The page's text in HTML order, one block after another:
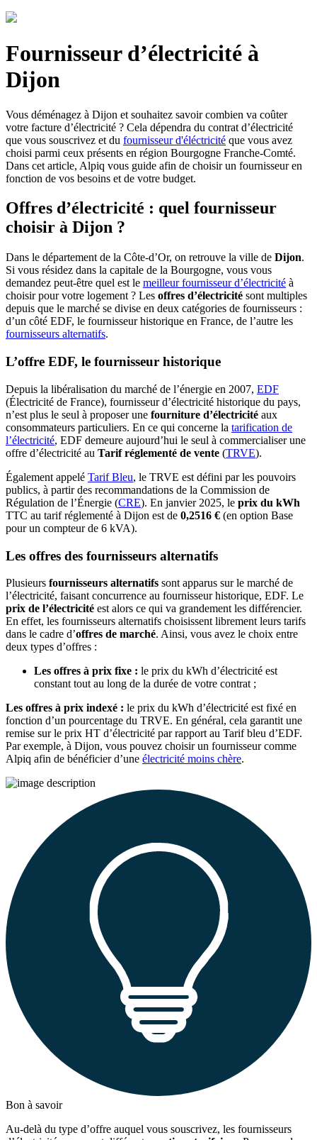
Fournisseur d’électricité à
Dijon
Vous déménagez à Dijon et souhaitez savoir combien va coûter
votre facture d’électricité ? Cela dépendra du contrat d’électricité
que vous souscrivez et du fournisseur d'éléctricité que vous avez
choisi parmi ceux présents en région Bourgogne Franche-Comté.
Dans cet article, Alpiq vous guide afin de choisir un fournisseur en
fonction de vos besoins et de votre budget.
Offres d’électricité : quel fournisseur
choisir à Dijon ?
Dans le département de la Côte-d’Or, on retrouve la ville de Dijon.
Si vous résidez dans la capitale de la Bourgogne, vous vous
demandez peut-être quel est le meilleur fournisseur d’électricité à
choisir pour votre logement ? Les offres d’électricité sont multiples
depuis que le marché se divise en deux catégories de fournisseurs :
d’un côté EDF, le fournisseur historique en France, de l’autre les
fournisseurs alternatifs.
L’offre EDF, le fournisseur historique
Depuis la libéralisation du marché de l’énergie en 2007, EDF
(Électricité de France), fournisseur d’électricité historique du pays,
n’est plus le seul à proposer une fourniture d’électricité aux
consommateurs particuliers. En ce qui concerne la tarification de
l’électricité, EDF demeure aujourd’hui le seul à commercialiser une
offre d’électricité au Tarif réglementé de vente (TRVE).
Également appelé Tarif Bleu, le TRVE est défini par les pouvoirs
publics, à partir des recommandations de la Commission de
Régulation de l’Énergie (CRE). En janvier 2025, le prix du kWh
TTC au tarif réglementé à Dijon est de 0,2516 € (en option Base
pour un compteur de 6 kVA).
Les offres des fournisseurs alternatifs
Plusieurs fournisseurs alternatifs sont apparus sur le marché de
l’électricité, faisant concurrence au fournisseur historique, EDF. Le
prix de l’électricité est alors ce qui va grandement les différencier.
En effet, les fournisseurs alternatifs choisissent librement leurs tarifs
dans le cadre d’offres de marché. Ainsi, vous avez le choix entre
deux types d’offres :
Les offres à prix fixe : le prix du kWh d’électricité est
constant tout au long de la durée de votre contrat ;
Les offres à prix indexé : le prix du kWh d’électricité est fixé en
fonction d’un pourcentage du TRVE. En général, cela garantit une
remise sur le prix HT d’électricité par rapport au Tarif bleu d’EDF.
Par exemple, à Dijon, vous pouvez choisir un fournisseur comme
Alpiq afin de bénéficier d’une électricité moins chère.
Bon à savoir
Au-delà du type d’offre auquel vous souscrivez, les fournisseurs